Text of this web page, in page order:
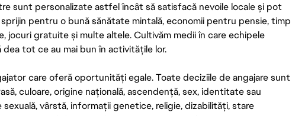
sunt personalizate astfel încât să satisfacă nevoile locale și pot
pentru o bună sănătate mintală, economii pentru pensie, timp
jocuri gratuite și multe altele. Cultivăm medii în care echipele
tot ce au mai bun în activitățile lor.
care oferă oportunități egale. Toate deciziile de angajare sunt
culoare, origine națională, ascendență, sex, identitate sau
vârstă, informații genetice, religie, dizabilități, stare